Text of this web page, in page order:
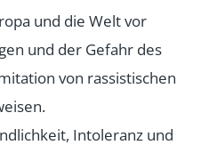
und die Welt vor
und der Gefahr des
von rassistischen
Intoleranz und